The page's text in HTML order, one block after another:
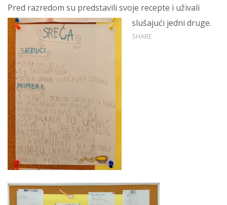
Pred razredom su predstavili svoje recepte i uživali
slušajući jedni druge.
SHARE